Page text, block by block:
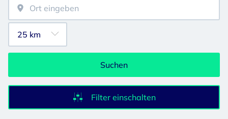
Suchen
Filter einschalten